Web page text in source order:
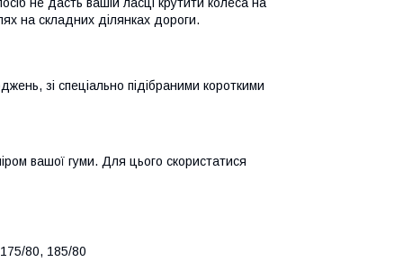
на складних ділянках дороги.
зі спеціально підібраними короткими
вашої гуми. Для цього скористатися
80, 185/80